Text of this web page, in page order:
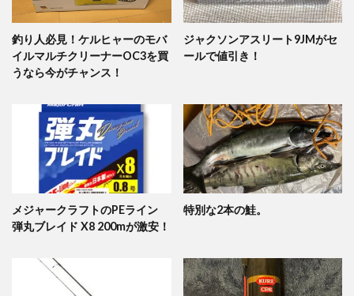
釣り人必見！ケルヒャーのモバ
イルマルチクリーナーOC3を買
うなら今がチャンス！
ジャクソンアスリート9JMがセ
ールで値引き！
メジャークラフトのPEライン
弾丸ブレイド X8 200mが激安！
特別な2本の鮭。